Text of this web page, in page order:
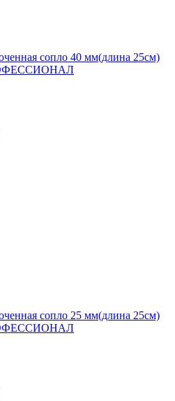
сопло 40 мм(длина 25см)
сопло 25 мм(длина 25см)